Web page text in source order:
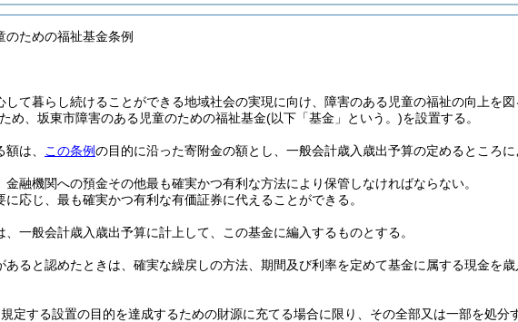
のための福祉基金条例
して暮らし続けることができる地域社会の実現に向け、障害のある児童の福祉の向上を
め、坂東市障害のある児童のための福祉基金(以下「基金」という。)を設置する。
は、 この条例の目的に沿った寄附金の額とし、一般会計歳入歳出予算の定めるところに
融機関への預金その他最も確実かつ有利な方法により保管しなければならない。
応じ、最も確実かつ有利な有価証券に代えることができる。
一般会計歳入歳出予算に計上して、この基金に編入するものとする。
あると認めたときは、確実な繰戻しの方法、期間及び利率を定めて基金に属する現金を
定する設置の目的を達成するための財源に充てる場合に限り、その全部又は一部を処分